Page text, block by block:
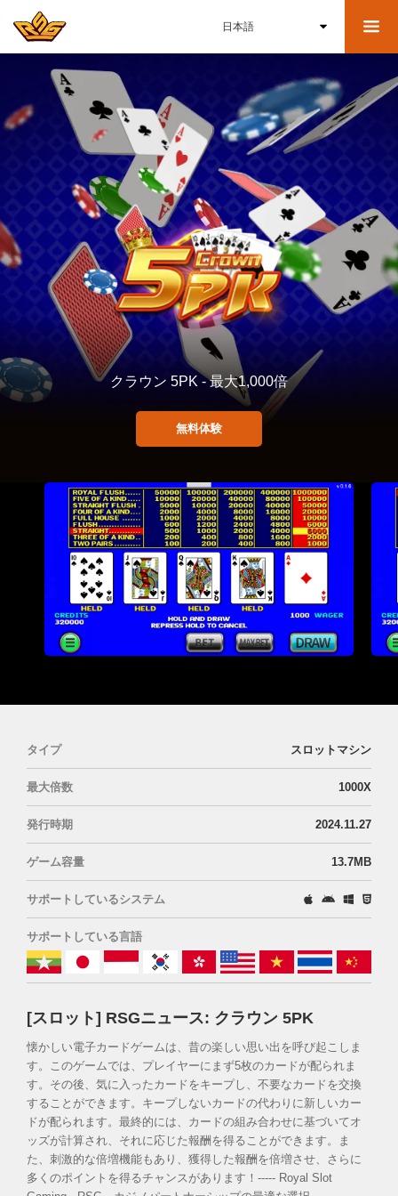
クラウン 5PK - 最大1,000倍
無料体験
タイプ スロットマシン
最大倍数 1000X
発行時期 2024.11.27
ゲーム容量 13.7MB
サポートしているシステム
サポートしている言語
[スロット] RSGニュース: クラウン 5PK
懐かしい電子カードゲームは、昔の楽しい思い出を呼び起こしま
す。このゲームでは、プレイヤーにまず5枚のカードが配られま
す。その後、気に入ったカードをキープし、不要なカードを交換
することができます。キープしないカードの代わりに新しいカー
ドが配られます。最終的には、カードの組み合わせに基づいてオ
ッズが計算され、それに応じた報酬を得ることができます。ま
た、刺激的な倍増機能もあり、獲得した報酬を倍増させ、さらに
多くのポイントを得るチャンスがあります！----- Royal Slot